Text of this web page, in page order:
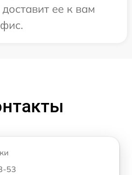
ее к вам
53